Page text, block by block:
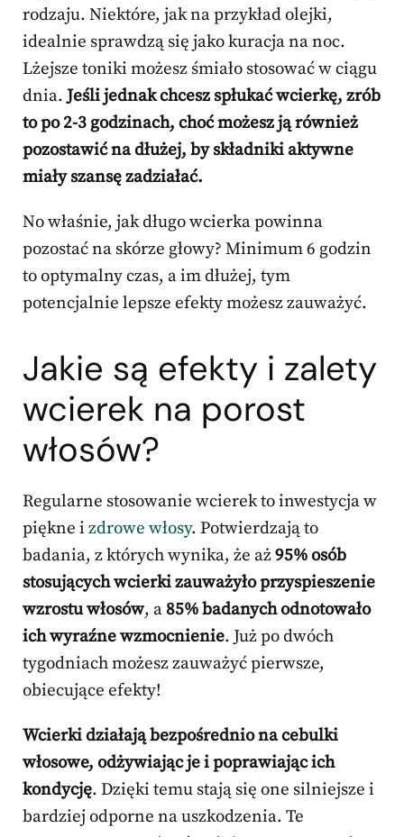
rodzaju. Niektóre, jak na przykład olejki,
idealnie sprawdzą się jako kuracja na noc.
Lżejsze toniki możesz śmiało stosować w ciągu
dnia.Jeśli jednak chcesz spłukać wcierkę, zrób
to po 2-3 godzinach, choć możesz ją również
pozostawić na dłużej, by składniki aktywne
miały szansę zadziałać.
No właśnie, jak długo wcierka powinna
pozostać na skórze głowy? Minimum 6 godzin
to optymalny czas, a im dłużej, tym
potencjalnie lepsze efekty możesz zauważyć.
Jakie są efekty i zalety
wcierek na porost
włosów?
Regularne stosowanie wcierek to inwestycja w
piękne i zdrowe włosy. Potwierdzają to
badania, z których wynika, że aż95% osób
stosujących wcierki zauważyło przyspieszenie
wzrostu włosów, a85% badanych odnotowało
ich wyraźne wzmocnienie. Już po dwóch
tygodniach możesz zauważyć pierwsze,
obiecujące efekty!
Wcierki działają bezpośrednio na cebulki
włosowe, odżywiając je i poprawiając ich
kondycję. Dzięki temu stają się one silniejsze i
bardziej odporne na uszkodzenia. Te